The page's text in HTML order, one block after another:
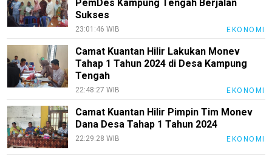
PemDes Kampung Tengah Berjalan
Sukses
23:01:46 WIB EKONOMI
Camat Kuantan Hilir Lakukan Monev
Tahap 1 Tahun 2024 di Desa Kampung
Tengah
22:48:27 WIB EKONOMI
Camat Kuantan Hilir Pimpin Tim Monev
Dana Desa Tahap 1 Tahun 2024
22:29:28 WIB EKONOMI